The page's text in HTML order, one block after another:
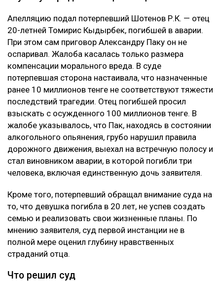
Апелляцию подал потерпевший Шотенов Р.К. — отец
20-летней Томирис Кыдырбек, погибшей в аварии.
При этом сам приговор Александру Паку он не
оспаривал. Жалоба касалась только размера
компенсации морального вреда. В суде
потерпевшая сторона настаивала, что назначенные
ранее 10 миллионов тенге не соответствуют тяжести
последствий трагедии. Отец погибшей просил
взыскать с осужденного 100 миллионов тенге. В
жалобе указывалось, что Пак, находясь в состоянии
алкогольного опьянения, грубо нарушил правила
дорожного движения, выехал на встречную полосу и
стал виновником аварии, в которой погибли три
человека, включая единственную дочь заявителя.
Кроме того, потерпевший обращал внимание суда на
то, что девушка погибла в 20 лет, не успев создать
семью и реализовать свои жизненные планы. По
мнению заявителя, суд первой инстанции не в
полной мере оценил глубину нравственных
страданий отца.
Что решил суд